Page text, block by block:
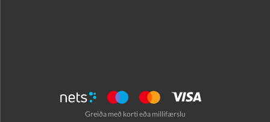
Greiða með korti eða millifærslu